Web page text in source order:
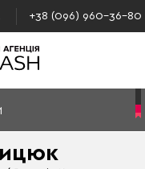
+38 (096) 960–36-80